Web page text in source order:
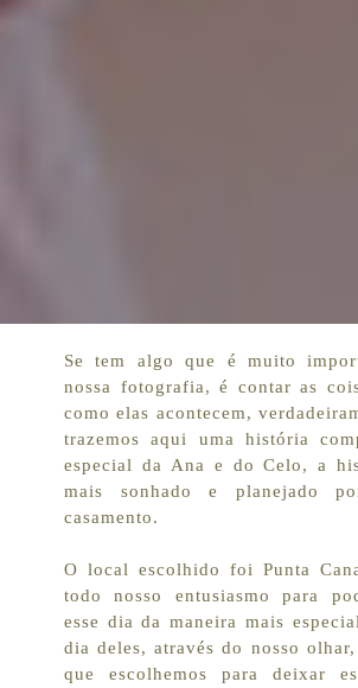
Se tem algo que é muito
nossa fotografia, é contar as
como elas acontecem,
trazemos aqui uma história
especial da Ana e do Celo, a
mais sonhado e planejado
casamento.
O local escolhido foi Punta
todo nosso entusiasmo para
esse dia da maneira mais
dia deles, através do nosso
que escolhemos para deixar